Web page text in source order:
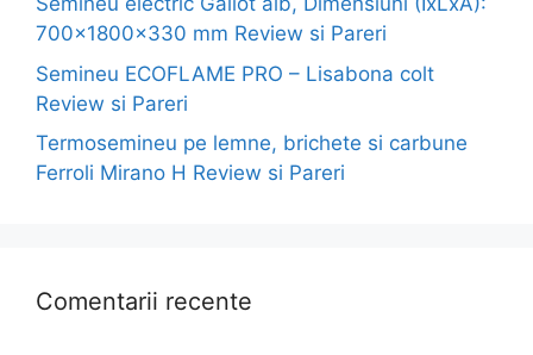
700x1800x330 mm Review si Pareri
Semineu ECOFLAME PRO – Lisabona colt
Review si Pareri
Termosemineu pe lemne, brichete si carbune
Ferroli Mirano H Review si Pareri
Comentarii recente